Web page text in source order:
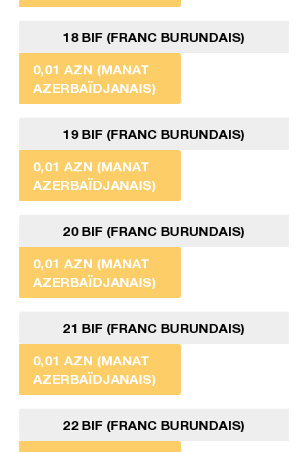
18 BIF (FRANC BURUNDAIS)
0,01 AZN (MANAT
AZERBAÏDJANAIS)
19 BIF (FRANC BURUNDAIS)
0,01 AZN (MANAT
AZERBAÏDJANAIS)
20 BIF (FRANC BURUNDAIS)
0,01 AZN (MANAT
AZERBAÏDJANAIS)
21 BIF (FRANC BURUNDAIS)
0,01 AZN (MANAT
AZERBAÏDJANAIS)
22 BIF (FRANC BURUNDAIS)